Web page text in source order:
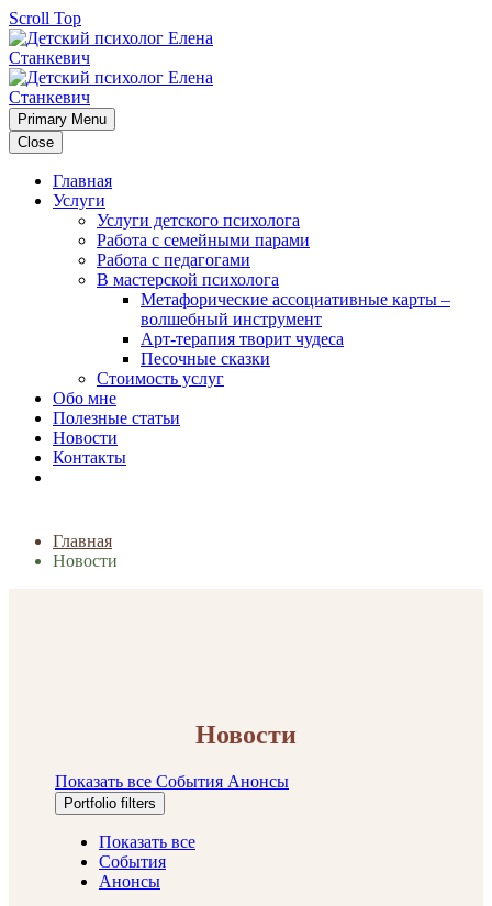
Scroll Top
Primary Menu
Close
Главная
Услуги
Услуги детского психолога
Работа с семейными парами
Работа с педагогами
В мастерской психолога
Метафорические ассоциативные карты –
волшебный инструмент
Арт-терапия творит чудеса
Песочные сказки
Стоимость услуг
Обо мне
Полезные статьи
Новости
Контакты
Главная
Новости
Новости
Показать все События Анонсы
Portfolio filters
Показать все
События
Анонсы